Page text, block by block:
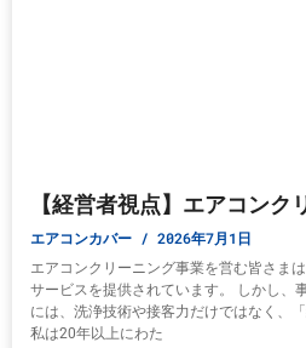
【経営者視点】エアコンク
エアコンカバー 2026年7月1日
エアコンクリーニング事業を営む皆さま
サービスを提供されています。 しかし、
には、洗浄技術や接客力だけではなく、
私は20年以上にわた